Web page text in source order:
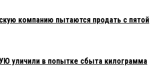
компанию пытаются продать с пятой
уличили в попытке сбыта килограмма